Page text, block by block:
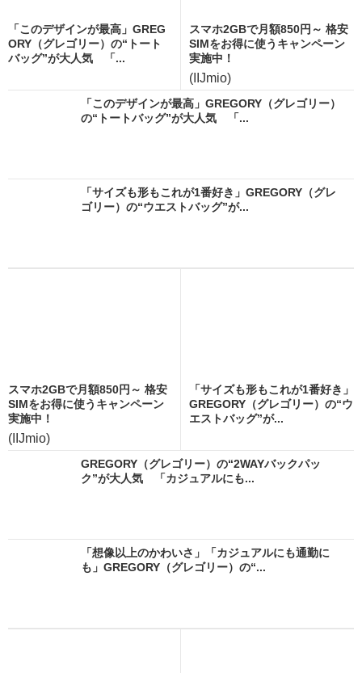
「このデザインが最高」GREG
ORY（グレゴリー）の“トート
バッグ”が大人気 「...
スマホ2GBで月額850円～ 格安
SIMをお得に使うキャンペーン
実施中！
(IIJmio)
「このデザインが最高」GREGORY（グレゴリー）
の“トートバッグ”が大人気 「...
「サイズも形もこれが1番好き」GREGORY（グレ
ゴリー）の“ウエストバッグ”が...
スマホ2GBで月額850円～ 格安
SIMをお得に使うキャンペーン
実施中！
(IIJmio)
「サイズも形もこれが1番好き」
GREGORY（グレゴリー）の“ウ
エストバッグ”が...
GREGORY（グレゴリー）の“2WAYバックパッ
ク”が大人気 「カジュアルにも...
「想像以上のかわいさ」「カジュアルにも通勤に
も」GREGORY（グレゴリー）の“...